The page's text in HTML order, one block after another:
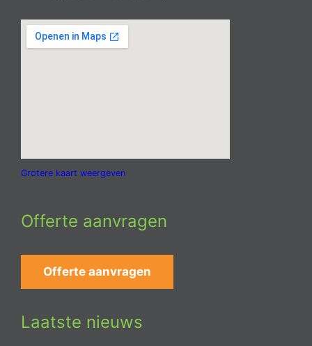
Grotere kaart weergeven
Offerte aanvragen
Offerte aanvragen
Laatste nieuws